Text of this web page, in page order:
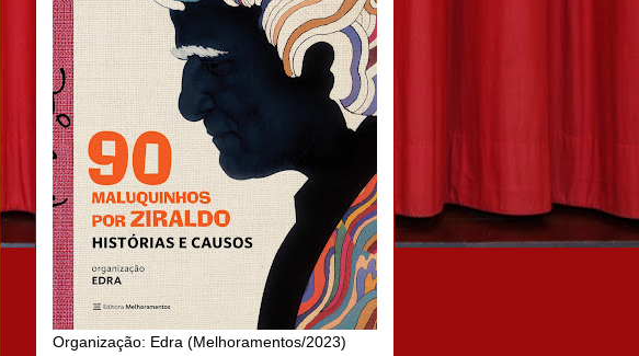
Organização: Edra (Melhoramentos/2023)